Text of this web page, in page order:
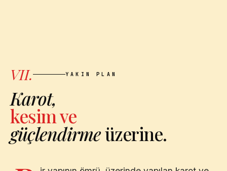
VII. YAKIN PLAN
Karot,
kesim ve
güçlendirmeüzerine.